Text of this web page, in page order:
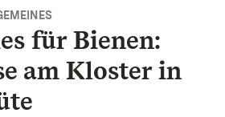
für Bienen:
am Kloster in